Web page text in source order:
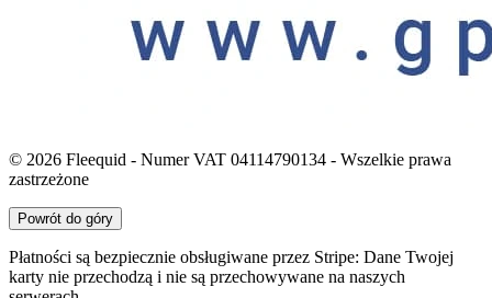
© 2026 Fleequid - Numer VAT 04114790134 - Wszelkie prawa
zastrzeżone
Powrót do góry
Płatności są bezpiecznie obsługiwane przez Stripe: Dane Twojej
karty nie przechodzą i nie są przechowywane na naszych